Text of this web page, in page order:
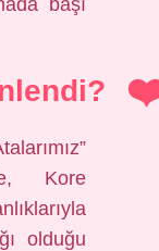
başı
Kore
olduğu